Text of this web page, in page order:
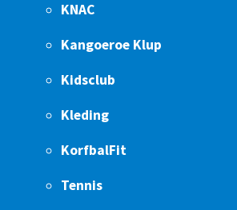
KNAC
Kangoeroe Klup
Kidsclub
Kleding
KorfbalFit
Tennis